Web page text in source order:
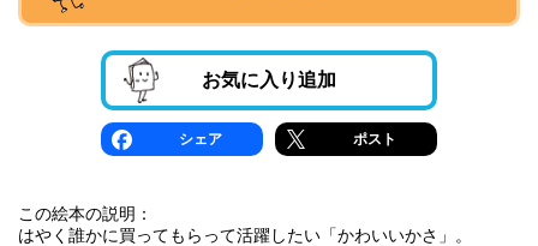
お気に入り追加
シェア ポスト
この絵本の説明：
はやく誰かに買ってもらって活躍したい「かわいいかさ」。